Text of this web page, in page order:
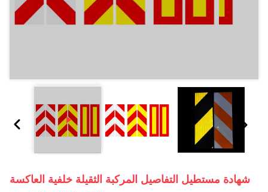
شهادة مستطيل التفاصيل المركبة الثقيلة خلفية العاكسة